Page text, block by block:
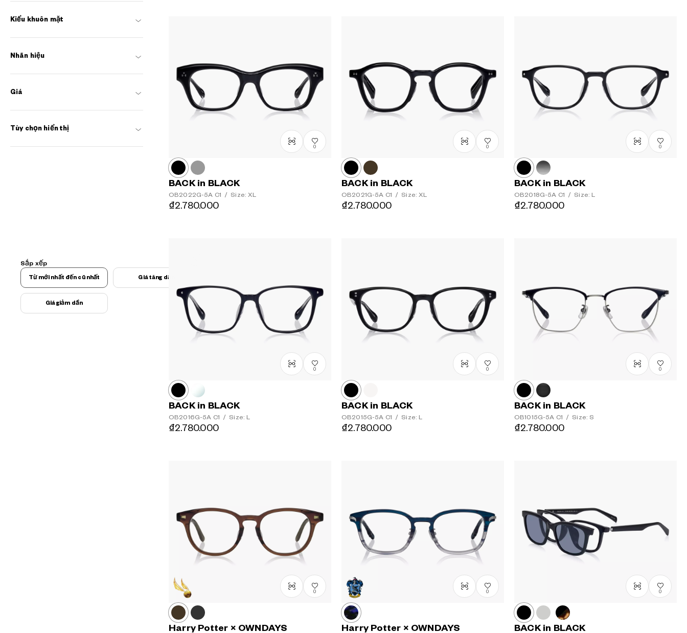
Kiểu khuôn mặt
Nhãn hiệu
Giá
Tùy chọn hiển thị
Sắp xếp
Từ mới nhất đến cũ nhất Giá tăng dần
Giá giảm dần
0
BACK in BLACK
OB2022G-5A C1 / Size: XL
₫2.780.000
0
BACK in BLACK
OB2021G-5A C1 / Size: XL
₫2.780.000
0
BACK in BLACK
OB2018G-5A C1 / Size: L
₫2.780.000
0
BACK in BLACK
OB2016G-5A C1 / Size: L
₫2.780.000
0
BACK in BLACK
OB2015G-5A C1 / Size: L
₫2.780.000
0
BACK in BLACK
OB1015G-5A C1 / Size: S
₫2.780.000
0
Harry Potter × OWNDAYS
0
Harry Potter × OWNDAYS
0
BACK in BLACK